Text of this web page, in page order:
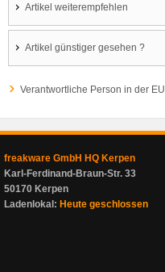
Artikel weiterempfehlen
Artikel günstiger gesehen ?
Verantwortliche Person in der EU
freakware GmbH HQ Kerpen
Karl-Ferdinand-Braun-Str. 33
50170 Kerpen
Ladenlokal: Heute geschlossen